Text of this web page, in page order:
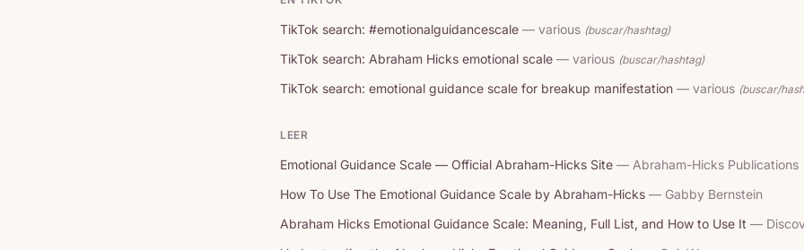
TikTok search: #emotionalguidancescale — various (buscar/hashtag)
TikTok search: Abraham Hicks emotional scale — various (buscar/hashtag)
TikTok search: emotional guidance scale for breakup manifestation — various (buscar/
LEER
Emotional Guidance Scale — Official Abraham-Hicks Site — Abraham-Hicks Publications
How To Use The Emotional Guidance Scale by Abraham-Hicks — Gabby Bernstein
Abraham Hicks Emotional Guidance Scale: Meaning, Full List, and How to Use It —